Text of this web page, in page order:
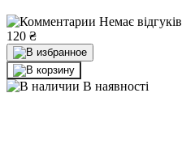
Немає відгуків
120 ₴
В наявності